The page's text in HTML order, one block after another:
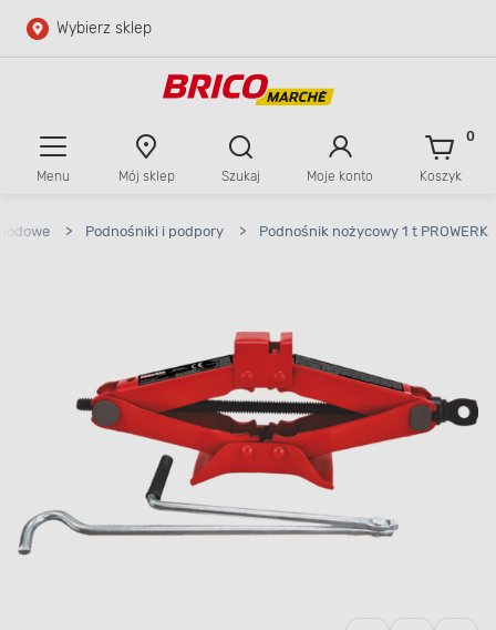
Przejdź do głównej zawartości
Wybierz sklep
Menu Mój sklep Szukaj Moje konto Koszyk
0
> Podnośniki i podpory > Podnośnik nożycowy 1 t PROWERK